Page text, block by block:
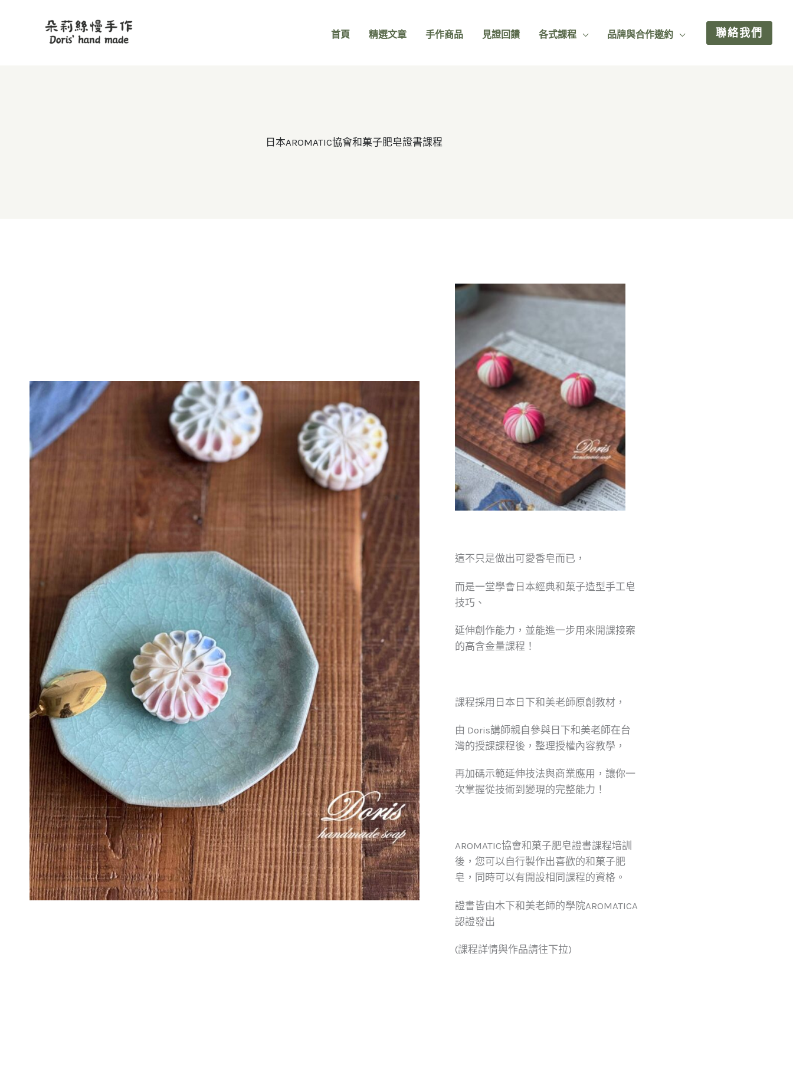
首頁 精選文章 手作商品 見證回饋 各式課程 品牌與合作邀約 聯絡我們
日本AROMATIC協會和菓子肥皂證書課程
這不只是做出可愛香皂而已，
而是一堂學會日本經典和菓子造型手工皂
技巧、
延伸創作能力，並能進一步用來開課接案
的高含金量課程！
課程採用日本日下和美老師原創教材，
由 Doris講師親自參與日下和美老師在台
灣的授課課程後，整理授權內容教學，
再加碼示範延伸技法與商業應用，讓你一
次掌握從技術到變現的完整能力！
AROMATIC協會和菓子肥皂證書課程培訓
後，您可以自行製作出喜歡的和菓子肥
皂，同時可以有開設相同課程的資格。
證書皆由木下和美老師的學院AROMATICA
認證發出
(課程詳情與作品請往下拉)